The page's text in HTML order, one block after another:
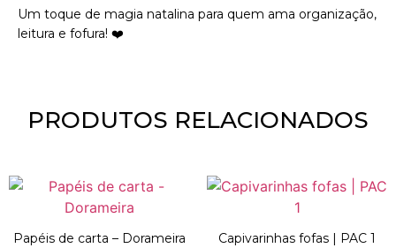
Um toque de magia natalina para quem ama organização,
leitura e fofura! ❤️
PRODUTOS RELACIONADOS
Papéis de carta – Dorameira Capivarinhas fofas | PAC 1